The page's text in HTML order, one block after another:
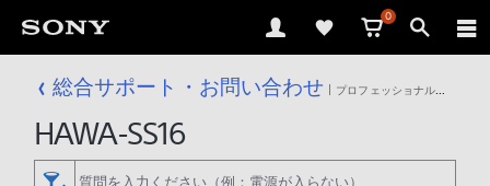
0
総合サポート・お問い合わせ プロフェッショナル／業務用
HAWA-SS16